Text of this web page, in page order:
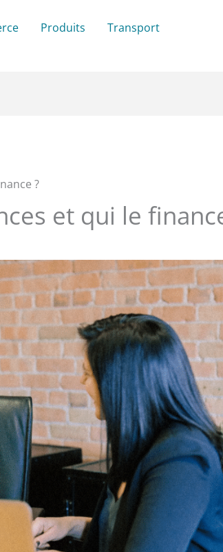
Produits
Transport
?
et qui le